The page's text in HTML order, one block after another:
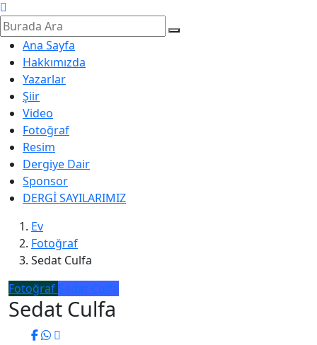
Ana Sayfa
Hakkımızda
Yazarlar
Şiir
Video
Fotoğraf
Resim
Dergiye Dair
Sponsor
DERGİ SAYILARIMIZ
Ev
Fotoğraf
Sedat Culfa
Fotoğraf Sedat Culfa
Sedat Culfa